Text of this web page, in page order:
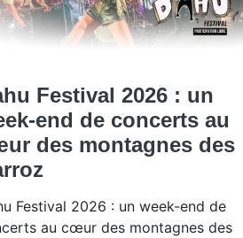
Festival 2026 : un
end de concerts au
des montagnes des
Festival 2026 : un week-end de
au cœur des montagnes des